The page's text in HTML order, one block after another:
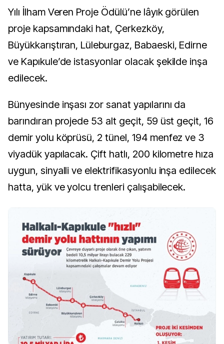
Yılı İlham Veren Proje Ödülü’ne lâyık görülen
proje kapsamındaki hat, Çerkezköy,
Büyükkarıştıran, Lüleburgaz, Babaeski, Edirne
ve Kapıkule’de istasyonlar olacak şekilde inşa
edilecek.
Bünyesinde inşası zor sanat yapılarını da
barındıran projede 53 alt geçit, 59 üst geçit, 16
demir yolu köprüsü, 2 tünel, 194 menfez ve 3
viyadük yapılacak. Çift hatlı, 200 kilometre hıza
uygun, sinyalli ve elektrifikasyonlu inşa edilecek
hatta, yük ve yolcu trenleri çalışabilecek.